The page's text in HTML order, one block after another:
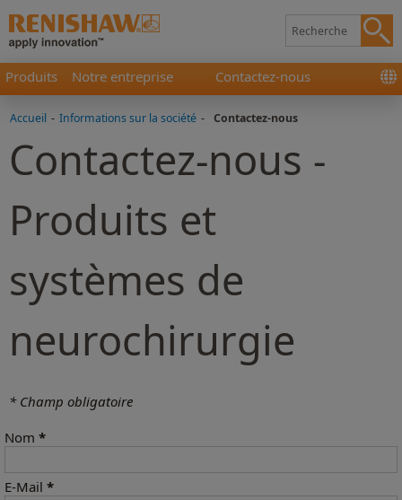
Produits Notre entreprise Contactez-nous
Accueil - Informations sur la société - Contactez-nous
Contactez-nous -
Produits et
systèmes de
neurochirurgie
* Champ obligatoire
Nom *
E-Mail *